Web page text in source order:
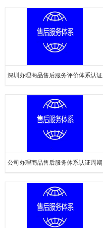
久
深圳办理商品售后服务评价体系认证
的作用是什么
公司办理商品售后服务体系认证周期
多久